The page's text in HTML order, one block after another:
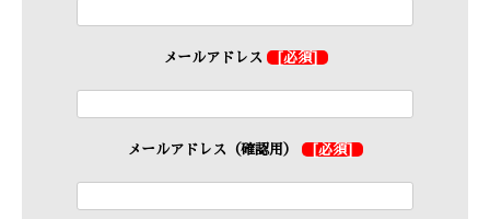
メールアドレス [必須]
メールアドレス（確認用） [必須]